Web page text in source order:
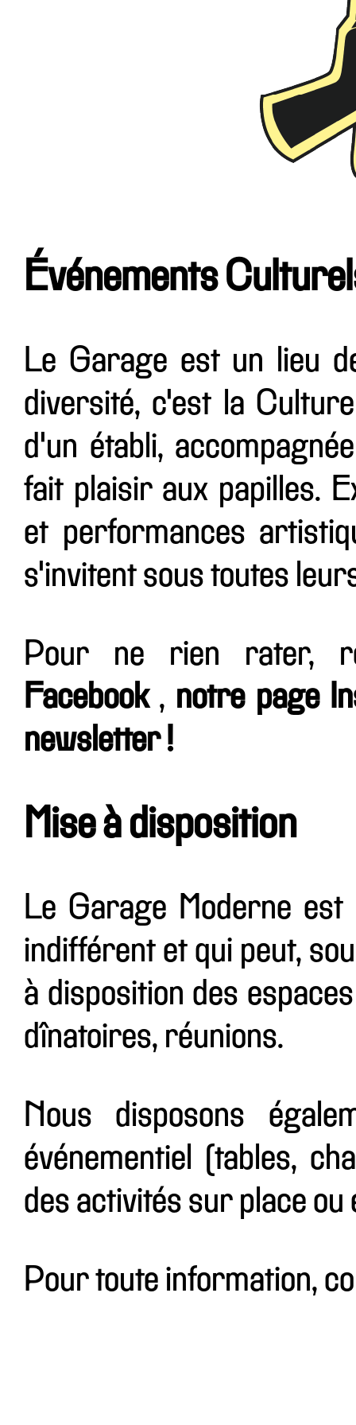
Événements
Le Garage est un lieu
diversité, c'est la
d'un établi,
fait plaisir aux papilles.
et performances
s'invitent sous toutes
Pour ne rien rater,
Facebook , notre page
newsletter !
Mise à disposition
Le Garage Moderne
indifférent et qui peut,
à disposition des
dînatoires, réunions.
Nous disposons
événementiel (tables,
des activités sur place
Pour toute information,